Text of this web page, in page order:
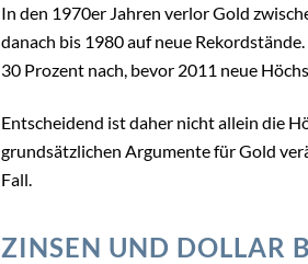
In den 1970er Jahren verlor Gold
danach bis 1980 auf neue
30 Prozent nach, bevor 2011 neue
Entscheidend ist daher nicht allein die
grundsätzlichen Argumente für Gold
Fall.
ZINSEN UND DOLLAR